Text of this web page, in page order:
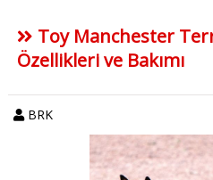
Toy Manchester
Özellikleri ve Bakımı
BRK